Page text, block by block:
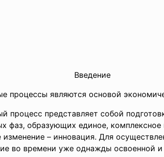
Введение
процессы являются основой
процесс представляет собой
фаз, образующих единое, комплексное
изменение – инновация. Для
во времени уже однажды освоенной